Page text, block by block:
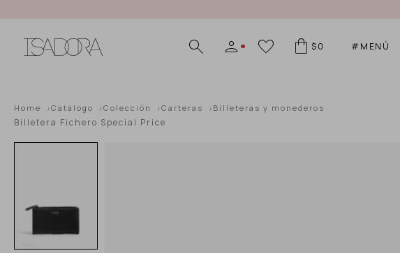
#MENÚ
$0
Home Catálogo Colección Carteras Billeteras y monederos
Billetera Fichero Special Price